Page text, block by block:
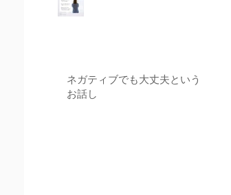
ネガティブでも大丈夫という
お話し